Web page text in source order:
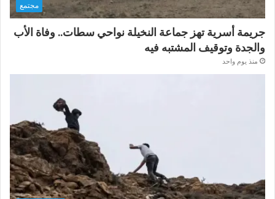
مجتمع
جريمة أسرية تهز جماعة النخيلة نواحي سطات.. وفاة الأب
والجدة وتوقيف المشتبه فيه
منذ يوم واحد